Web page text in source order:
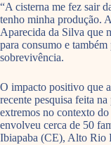
“A cisterna me fez sair
tenho minha produção.
Aparecida da Silva que
para consumo e
sobrevivência.
O impacto positivo que
recente pesquisa feita
extremos no contexto
envolveu cerca de 50
Ibiapaba (CE), Alto Rio